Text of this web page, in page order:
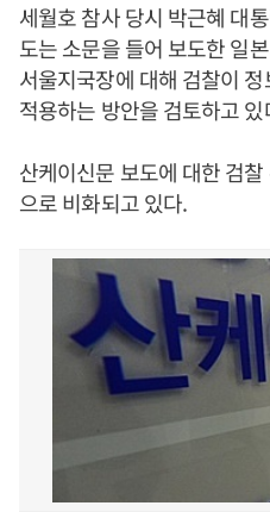
세월호 참사 당시 박근혜 대
도는 소문을 들어 보도한 일
서울지국장에 대해 검찰이
적용하는 방안을 검토하고 있
산케이신문 보도에 대한 검
으로 비화되고 있다.